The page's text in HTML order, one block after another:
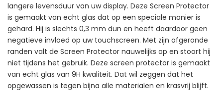
langere levensduur van uw display. Deze Screen Protector
is gemaakt van echt glas dat op een speciale manier is
gehard. Hij is slechts 0,3 mm dun en heeft daardoor geen
negatieve invloed op uw touchscreen. Met zijn afgeronde
randen valt de Screen Protector nauwelijks op en stoort hij
niet tijdens het gebruik. Deze screen protector is gemaakt
van echt glas van 9H kwaliteit. Dat wil zeggen dat het
opgewassen is tegen bijna alle materialen en krasvrij blijft.